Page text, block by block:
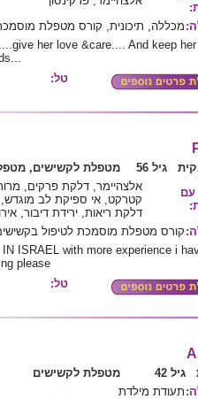
:
: מכללה, תיכונית, קורס מטפלת
her love &care.... And keep her
טל:
גיל 56 מטפלת לקשישים,
עם
:
אלצהיימר, דלקת פרקים,
קטרקט, אי ספיקת לב מוגדש,
דלקת ריאות, ירידת דיבור,
: קורס מטפלת מוסמכת לטיפול
ISRAEL with more experience i
please
טל:
42 מטפלת לקשישים
: תעודת מילדת